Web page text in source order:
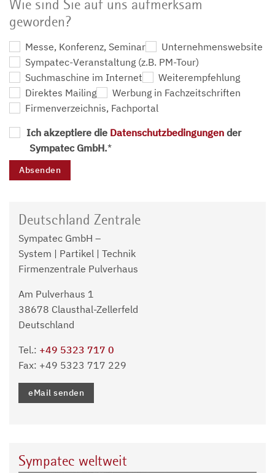
Wie sind Sie auf uns aufmerksam
geworden?
Messe, Konferenz, Seminar
Unternehmenswebsite
Sympatec-Veranstaltung (z.B. PM-Tour)
Suchmaschine im Internet
Weiterempfehlung
Direktes Mailing
Werbung in Fachzeitschriften
Firmenverzeichnis, Fachportal
Ich akzeptiere die Datenschutzbedingungender
Sympatec GmbH.*
Deutschland Zentrale
Sympatec GmbH –
System | Partikel | Technik
Firmenzentrale Pulverhaus
Am Pulverhaus 1
38678 Clausthal-Zellerfeld
Deutschland
Tel.: +49 5323 717 0
Fax: +49 5323 717 229
eMail senden
Sympatec weltweit